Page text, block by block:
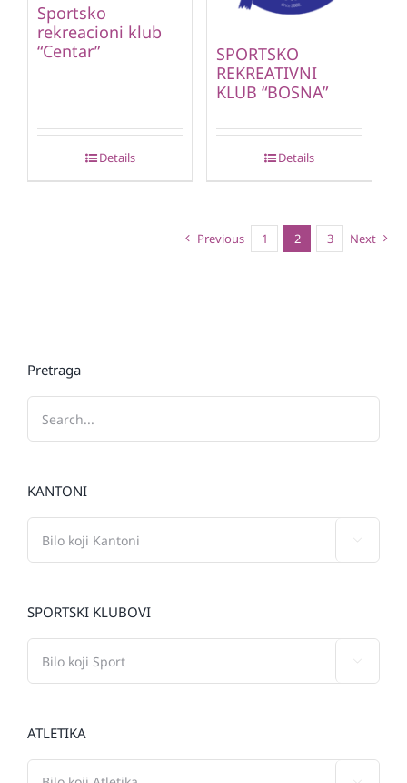
Sportsko
rekreacioni klub
“Centar”
Details
SPORTSKO
REKREATIVNI
KLUB “BOSNA”
Details
Previous 1 2 3 Next
Pretraga
KANTONI
SPORTSKI KLUBOVI
ATLETIKA